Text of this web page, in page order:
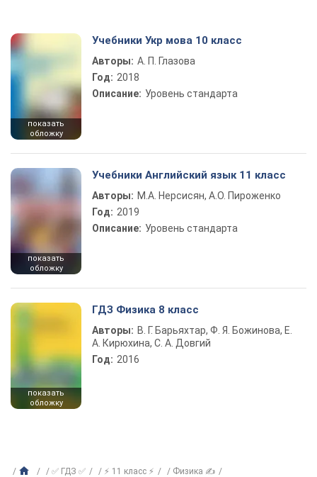
показать
обложку
Учебники Укр мова 10 класс
Авторы: А. П. Глазова
Год: 2018
Описание: Уровень стандарта
показать
обложку
Учебники Английский язык 11 класс
Авторы: М.А. Нерсисян, А.О. Пироженко
Год: 2019
Описание: Уровень стандарта
показать
обложку
ГДЗ Физика 8 класс
Авторы: В. Г. Барьяхтар, Ф. Я. Божинова, Е.
А. Кирюхина, С. А. Довгий
Год: 2016
✅ ГДЗ ✅ ⚡ 11 класс ⚡
Физика ✍